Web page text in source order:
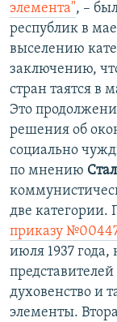
элемента", –
республик в
выселению
заключению,
стран таятся в
Это
решения об
социально
по мнению
две категории.
приказу
июля 1937
духовенство и
элементы.